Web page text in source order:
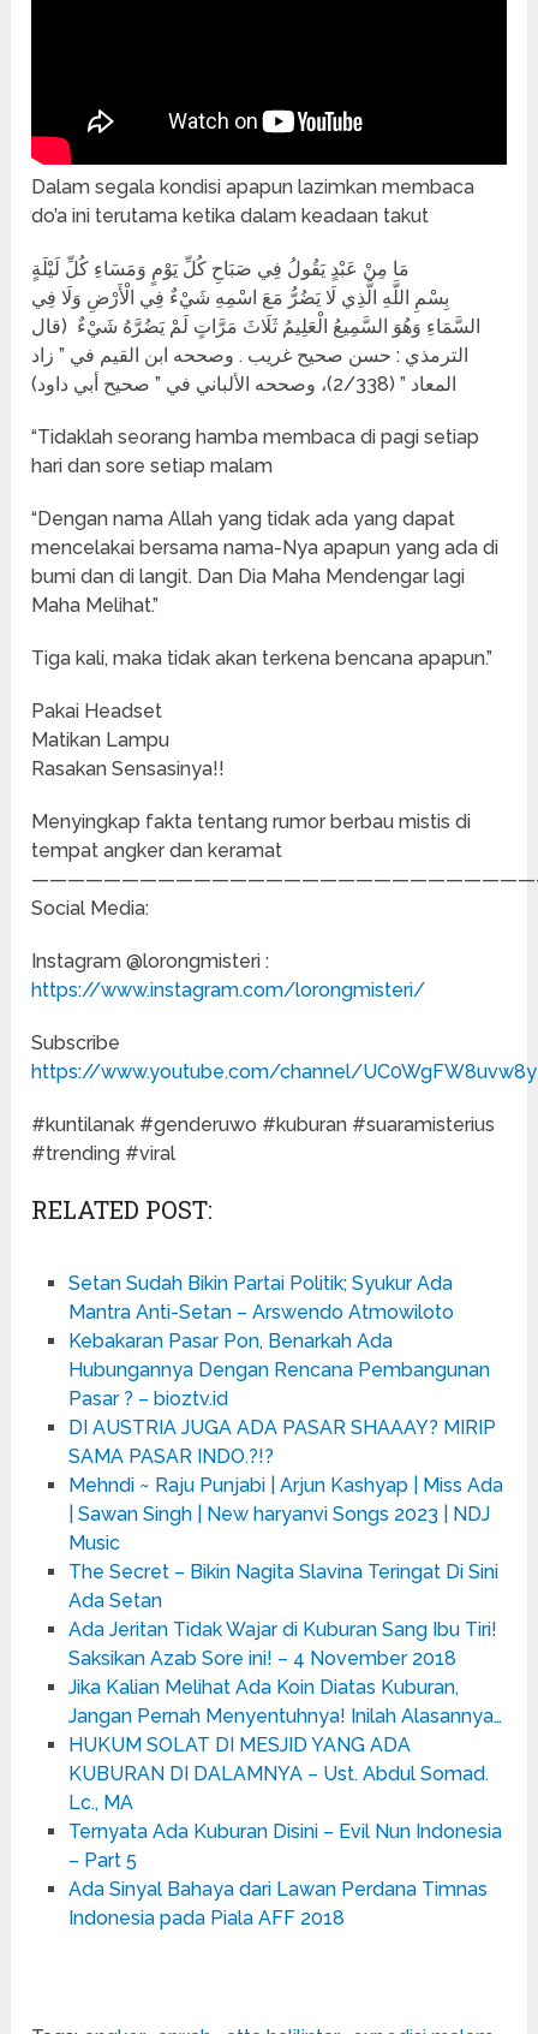
Dalam segala kondisi apapun lazimkan membaca
do’a ini terutama ketika dalam keadaan takut
مَا مِنْ عَبْدٍ يَقُولُ فِي صَبَاحِ كُلِّ يَوْمٍ وَمَسَاءِ كُلِّ لَيْلَةٍ
بِسْمِ اللَّهِ الَّذِي لَا يَضُرُّ مَعَ اسْمِهِ شَيْءٌ فِي الْأَرْضِ وَلَا فِي
السَّمَاءِ وَهُوَ السَّمِيعُ الْعَلِيمُ ثَلَاثَ مَرَّاتٍ لَمْ يَضُرَّهُ شَيْءٌ (قال
الترمذي : حسن صحيح غريب . وصححه ابن القيم في ” زاد
المعاد ” (2/338)، وصححه الألباني في ” صحيح أبي داود)
“Tidaklah seorang hamba membaca di pagi setiap
hari dan sore setiap malam
“Dengan nama Allah yang tidak ada yang dapat
mencelakai bersama nama-Nya apapun yang ada di
bumi dan di langit. Dan Dia Maha Mendengar lagi
Maha Melihat.”
Tiga kali, maka tidak akan terkena bencana apapun.”
Pakai Headset
Matikan Lampu
Rasakan Sensasinya!!
Menyingkap fakta tentang rumor berbau mistis di
tempat angker dan keramat
Social Media:
Instagram @lorongmisteri :
https://www.instagram.com/lorongmisteri/
Subscribe
https://www.youtube.com/channel/
#kuntilanak #genderuwo #kuburan #suaramisterius
#trending #viral
RELATED POST:
Setan Sudah Bikin Partai Politik; Syukur Ada
Mantra Anti-Setan – Arswendo Atmowiloto
Kebakaran Pasar Pon, Benarkah Ada
Hubungannya Dengan Rencana Pembangunan
Pasar ? – bioztv.id
DI AUSTRIA JUGA ADA PASAR SHAAAY? MIRIP
SAMA PASAR INDO.?!?
Mehndi ~ Raju Punjabi | Arjun Kashyap | Miss Ada
| Sawan Singh | New haryanvi Songs 2023 | NDJ
Music
The Secret – Bikin Nagita Slavina Teringat Di Sini
Ada Setan
Ada Jeritan Tidak Wajar di Kuburan Sang Ibu Tiri!
Saksikan Azab Sore ini! – 4 November 2018
Jika Kalian Melihat Ada Koin Diatas Kuburan,
Jangan Pernah Menyentuhnya! Inilah Alasannya…
HUKUM SOLAT DI MESJID YANG ADA
KUBURAN DI DALAMNYA – Ust. Abdul Somad.
Lc., MA
Ternyata Ada Kuburan Disini – Evil Nun Indonesia
– Part 5
Ada Sinyal Bahaya dari Lawan Perdana Timnas
Indonesia pada Piala AFF 2018